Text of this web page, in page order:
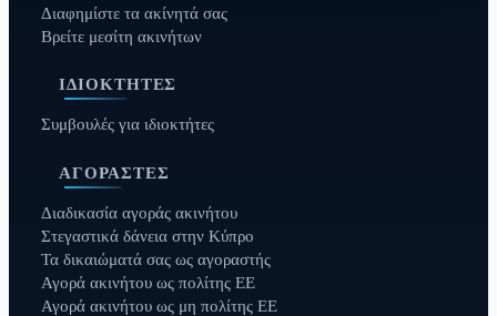
Διαφημίστε τα ακίνητά σας
Βρείτε μεσίτη ακινήτων
ΙΔΙΟΚΤΉΤΕΣ
Συμβουλές για ιδιοκτήτες
ΑΓΟΡΑΣΤΈΣ
Διαδικασία αγοράς ακινήτου
Στεγαστικά δάνεια στην Κύπρο
Τα δικαιώματά σας ως αγοραστής
Αγορά ακινήτου ως πολίτης ΕΕ
Αγορά ακινήτου ως μη πολίτης ΕΕ